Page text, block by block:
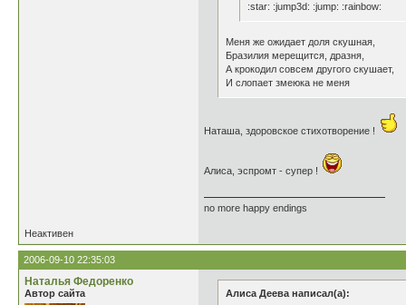
:star: :jump3d: :jump: :rainbow:
Меня же ожидает доля скушная,
Бразилия мерещится, дразня,
А крокодил совсем другого скушает,
И слопает змеюка не меня
Наташа, здоровское стихотворение !
Алиса, эспромт - супер !
no more happy endings
Неактивен
2006-09-10 22:35:03
Наталья Федоренко
Автор сайта
Алиса Деева написал(а):